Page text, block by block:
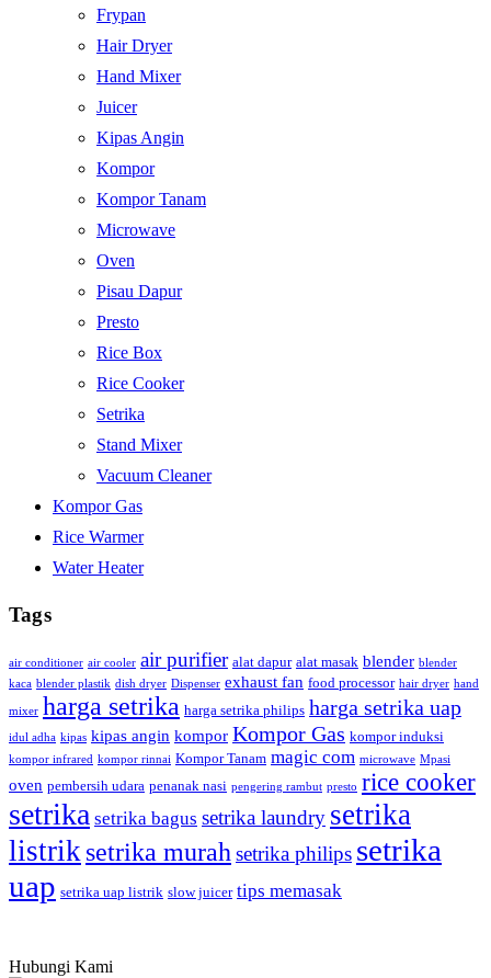
Frypan
Hair Dryer
Hand Mixer
Juicer
Kipas Angin
Kompor
Kompor Tanam
Microwave
Oven
Pisau Dapur
Presto
Rice Box
Rice Cooker
Setrika
Stand Mixer
Vacuum Cleaner
Kompor Gas
Rice Warmer
Water Heater
Tags
air conditioner air cooler air purifier alat dapur alat masak blender blender
kaca blender plastik dish dryer Dispenser exhaust fan food processor hair dryer hand
mixer harga setrika harga setrika philips harga setrika uap
idul adha kipas kipas angin kompor Kompor Gas kompor induksi
kompor infrared kompor rinnai Kompor Tanam magic com microwave Mpasi
oven pembersih udara penanak nasi pengering rambut presto rice cooker
setrika setrika bagus setrika laundry setrika
listriksetrika murah setrika philips setrika
uap setrika uap listrik slow juicer tips memasak
Hubungi Kami